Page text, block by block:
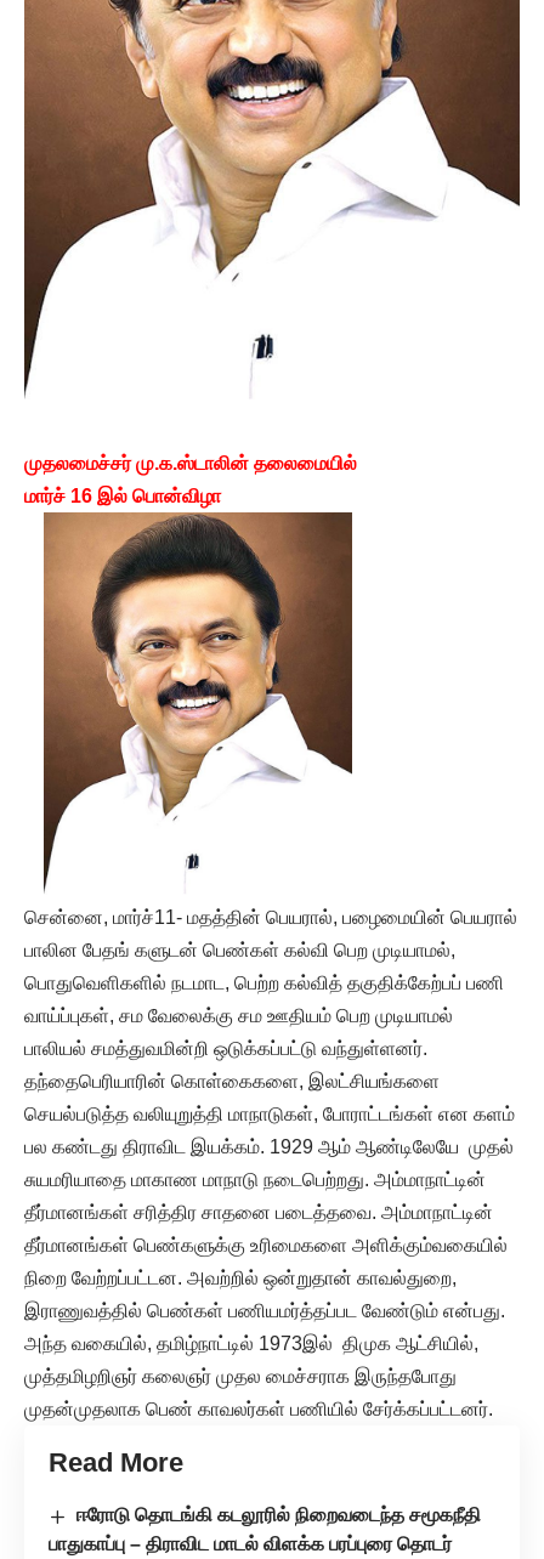
முதலமைச்சர் மு.க.ஸ்டாலின் தலைமையில்
மார்ச் 16 இல் பொன்விழா
சென்னை, மார்ச்11- மதத்தின் பெயரால், பழைமையின் பெயரால்
பாலின பேதங் களுடன் பெண்கள் கல்வி பெற முடியாமல்,
பொதுவெளிகளில் நடமாட, பெற்ற கல்வித் தகுதிக்கேற்பப் பணி
வாய்ப்புகள், சம வேலைக்கு சம ஊதியம் பெற முடியாமல்
பாலியல் சமத்துவமின்றி ஒடுக்கப்பட்டு வந்துள்ளனர்.
தந்தைபெரியாரின் கொள்கைகளை, இலட்சியங்களை
செயல்படுத்த வலியுறுத்தி மாநாடுகள், போராட்டங்கள் என களம்
பல கண்டது திராவிட இயக்கம். 1929 ஆம் ஆண்டிலேயே முதல்
சுயமரியாதை மாகாண மாநாடு நடைபெற்றது. அம்மாநாட்டின்
தீர்மானங்கள் சரித்திர சாதனை படைத்தவை. அம்மாநாட்டின்
தீர்மானங்கள் பெண்களுக்கு உரிமைகளை அளிக்கும்வகையில்
நிறை வேற்றப்பட்டன. அவற்றில் ஒன்றுதான் காவல்துறை,
இராணுவத்தில் பெண்கள் பணியமர்த்தப்பட வேண்டும் என்பது.
அந்த வகையில், தமிழ்நாட்டில் 1973இல் திமுக ஆட்சியில்,
முத்தமிழறிஞர் கலைஞர் முதல மைச்சராக இருந்தபோது
முதன்முதலாக பெண் காவலர்கள் பணியில் சேர்க்கப்பட்டனர்.
Read More
ஈரோடு தொடங்கி கடலூரில் நிறைவடைந்த சமூகநீதி
பாதுகாப்பு – திராவிட மாடல் விளக்க பரப்புரை தொடர்